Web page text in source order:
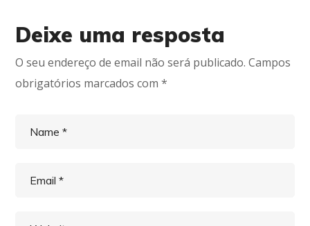
Deixe uma resposta
O seu endereço de email não será publicado. Campos
obrigatórios marcados com*